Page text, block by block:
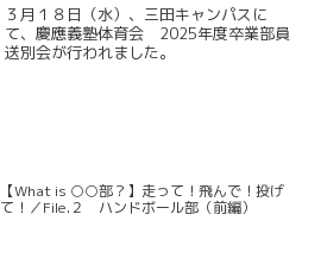
３月１８日（水）、三田キャンパスに
て、慶應義塾体育会 2025年度卒業部員
送別会が行われました。
【What is ○○部？】走って！飛んで！投げ
て！／File.２ ハンドボール部（前編）